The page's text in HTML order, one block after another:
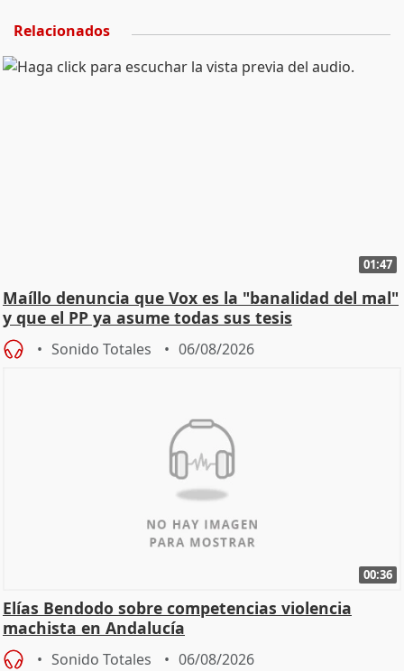
Relacionados
01:47
Maíllo denuncia que Vox es la "banalidad del mal"
y que el PP ya asume todas sus tesis
Sonido Totales 06/08/2026
00:36
Elías Bendodo sobre competencias violencia
machista en Andalucía
Sonido Totales 06/08/2026